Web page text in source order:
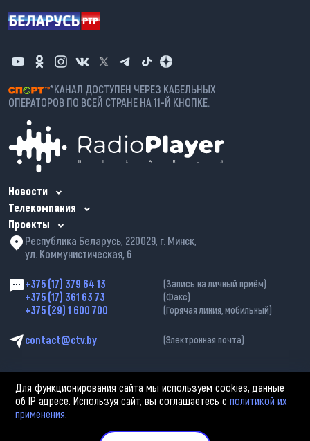
*КАНАЛ ДОСТУПЕН ЧЕРЕЗ КАБЕЛЬНЫХ
ОПЕРАТОРОВ ПО ВСЕЙ СТРАНЕ НА 11-Й КНОПКЕ.
Новости
Телекомпания
Проекты
Республика Беларусь, 220029, г. Минск,
ул. Коммунистическая, 6
+375 (17) 379 64 13 (Запись на личный приём)
+375 (17) 361 63 73 (Факс)
+375 (29) 1 600 700 (Горячая линия, мобильный)
contact@ctv.by (Электронная почта)
2002—2026 © ЗАО «Столичное телевидение». При любом использовании
материалов активная гиперссылка на «belarus-news.by» обязательна.
Для функционирования сайта мы используем cookies, данные
об IP адресе. Используя сайт, вы соглашаетесь сполитикой их
применения.